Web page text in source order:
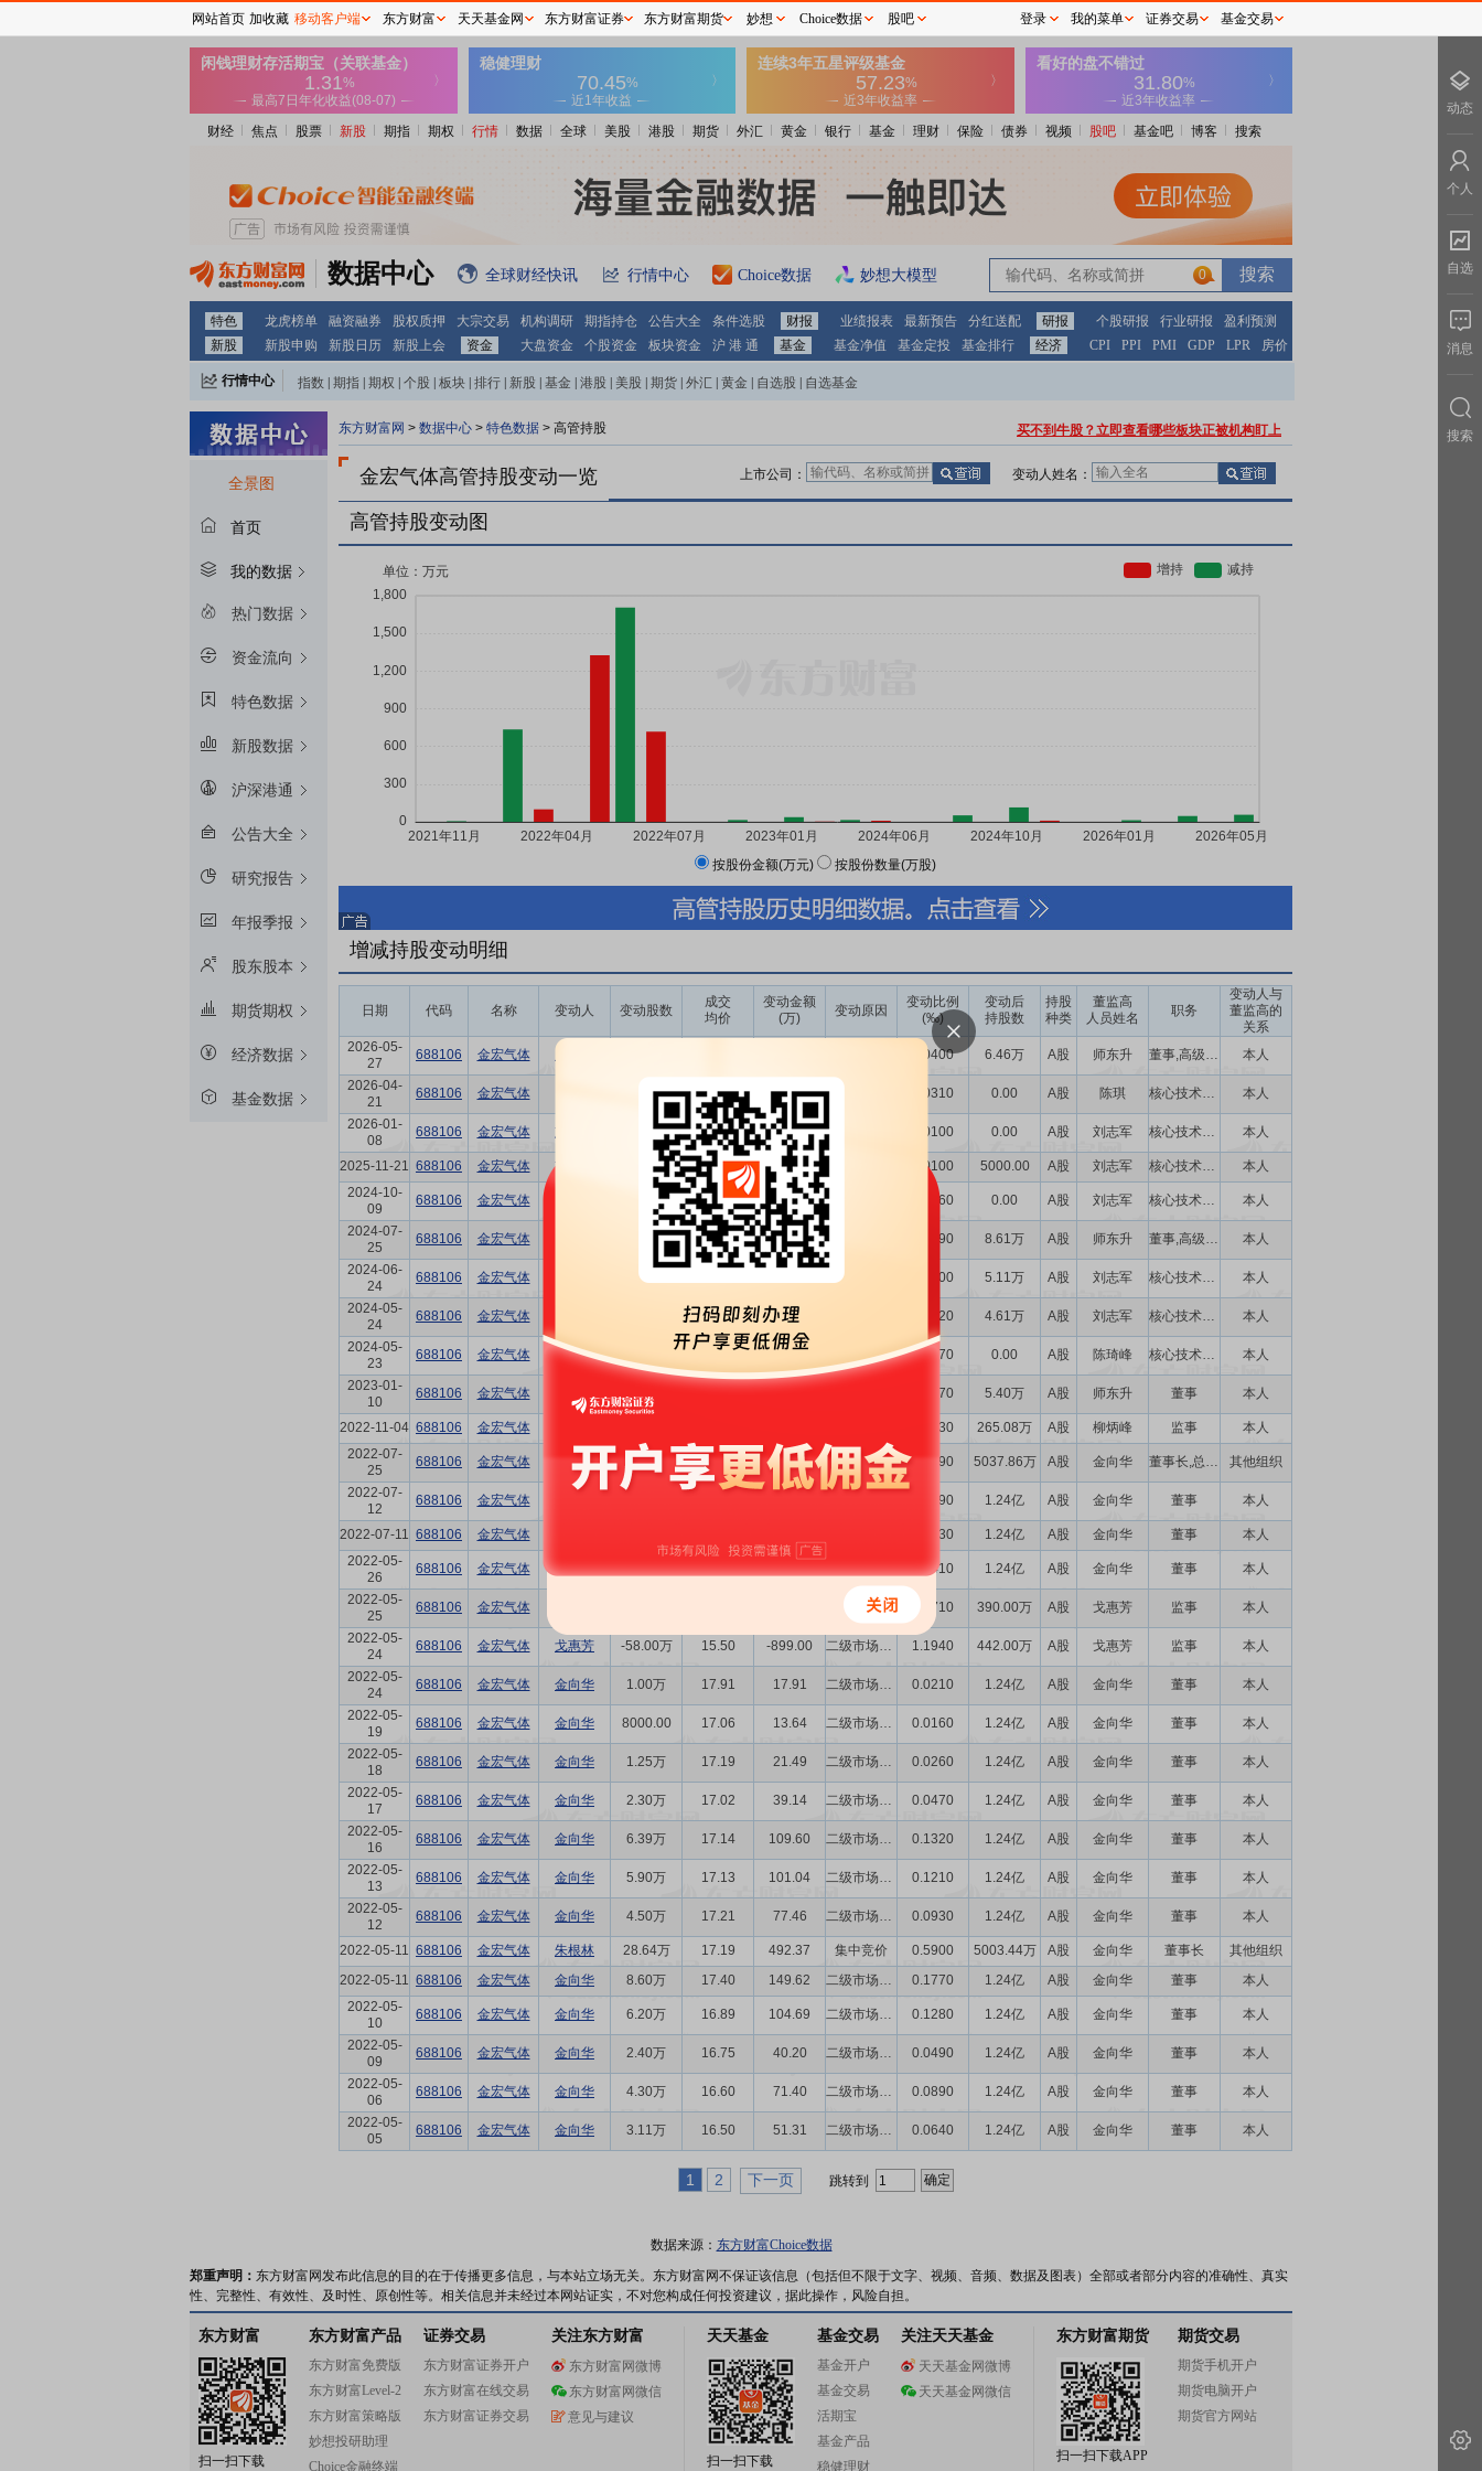
财经 焦点 股票 新股 期指 期权 行情 数据 全球 美股 港股 期货 外汇 黄金 银行 基金 理财 保险 债券 视频 股吧 基金吧 博客 搜索
数据中心 全球财经快讯 行情中心 Choice数据 妙想大模型 0
特色 龙虎榜单 融资融券 股权质押 大宗交易 机构调研 期指持仓 公告大全 条件选股 财报 业绩报表 最新预告 分红送配 研报 个股研报 行业研报
盈利预测
新股
新股申购 新股日历 新股上会 资金 大盘资金 个股资金 板块资金 沪 港 通 基金 基金净值 基金定投 基金排行 经济 CPI PPI PMI GDP LPR 房价
行情中心 指数 期指 期权 个股 板块 排行 新股 基金 港股 美股 期货 外汇 黄金 自选股 自选基金
全景图
首页
我的数据
热门数据
资金流向
特色数据
新股数据
沪深港通
公告大全
研究报告
年报季报
股东股本
期货期权
经济数据
基金数据
东方财富网 > 数据中心 > 特色数据 > 高管持股 买不到牛股？立即查看哪些板块正被机构盯上
金宏气体高管持股变动一览 变动人姓名：
上市公司：
高管持股变动图
按股份金额(万元) 按股份数量(万股)
增减持股变动明细
日期 代码 名称 变动人 变动股数
成交
均价
变动金额
(万)
变动原因
变动比例
(‰)
变动后
持股数
持股
种类
董监高
人员姓名
职务
变动人与
董监高的
关系
2026-05-
27
688106 金宏气体 0.0400 6.46万 A股 师东升 董事,高级管理人员,核心技术人员
本人
2026-04-
21
688106 金宏气体 -1.57万 29.50 -46.31 0.0310 0.00 A股 陈琪 核心技术人员
本人
2026-01-
08
688106 金宏气体 刘志军 -5000.00 25.80 -12.90 0.0100 0.00 A股 刘志军 核心技术人员 本人
2025-11-21 688106 金宏气体 刘志军 5000.00 18.80 9.40 0.0100 5000.00 A股 刘志军 核心技术人员
本人
2024-10-
09
688106 金宏气体 -5.11万 22.45 -114.77 0.1060 0.00 A股 刘志军 核心技术人员
本人
2024-07-
25
688106 金宏气体 -2.86万 18.00 -51.48 0.0590 8.61万 A股 师东升 董事,高级管理人员,核心技术人员
本人
2024-06-
24
688106 金宏气体 5000.00 0.0100 5.11万 A股 刘志军 核心技术人员
本人
2024-05-
24
688106 金宏气体 17.56 2.11 0.0020 4.61万 A股 刘志军 核心技术人员
本人
2024-05-
23
688106 金宏气体 陈琦峰 17.76 -14.69 二级市场买卖 0.0170 0.00 A股 陈琦峰 核心技术人员
本人
2023-01-
10
688106 金宏气体 师东升 -1.80万 0.0370 5.40万 A股 师东升 董事 本人
2022-11-04 688106 金宏气体 0.0130 265.08万 A股 柳炳峰 监事
本人
2022-07-
25
688106 金宏气体 朱根林 34.42万 17.52 602.99 集中竞价 0.7090 5037.86万 A股 金向华 董事长,总经理
其他组织
2022-07-
12
688106 金宏气体 0.0890 1.24亿 A股 金向华 董事 本人
2022-07-11 688106 金宏气体 0.0430 1.24亿 A股 金向华 董事
本人
2022-05-
26
688106 金宏气体 金向华 2.00万 17.53 35.06 二级市场买卖 0.0410 1.24亿 A股 金向华 董事
本人
2022-05-
25
688106 金宏气体 二级市场买卖 1.0710 390.00万 A股 戈惠芳 监事
本人
2022-05-
24
688106 金宏气体 戈惠芳 -58.00万 15.50 -899.00 二级市场买卖 1.1940 442.00万 A股 戈惠芳 监事
本人
2022-05-
24
688106 金宏气体 金向华 1.00万 17.91 17.91 二级市场买卖 0.0210 1.24亿 A股 金向华 董事
本人
2022-05-
19
688106 金宏气体 金向华 8000.00 17.06 13.64 二级市场买卖 0.0160 1.24亿 A股 金向华 董事
本人
2022-05-
18
688106 金宏气体 金向华 1.25万 17.19 21.49 二级市场买卖 0.0260 1.24亿 A股 金向华 董事
本人
2022-05-
17
688106 金宏气体 金向华 2.30万 17.02 39.14 二级市场买卖 0.0470 1.24亿 A股 金向华 董事
本人
2022-05-
16
688106 金宏气体 金向华 6.39万 17.14 109.60 二级市场买卖 0.1320 1.24亿 A股 金向华 董事
本人
2022-05-
13
688106 金宏气体 金向华 5.90万 17.13 101.04 二级市场买卖 0.1210 1.24亿 A股 金向华 董事
本人
2022-05-
12
688106 金宏气体 金向华 4.50万 17.21 77.46 二级市场买卖 0.0930 1.24亿 A股 金向华 董事 本人
2022-05-11 688106 金宏气体 朱根林 28.64万 17.19 492.37 集中竞价 0.5900 5003.44万 A股 金向华 董事长
其他组织
2022-05-11 688106 金宏气体 金向华 8.60万 17.40 149.62 二级市场买卖 0.1770 1.24亿 A股 金向华 董事
本人
2022-05-
10
688106 金宏气体 金向华 6.20万 16.89 104.69 二级市场买卖 0.1280 1.24亿 A股 金向华 董事
本人
2022-05-
09
688106 金宏气体 金向华 2.40万 16.75 40.20 二级市场买卖 0.0490 1.24亿 A股 金向华 董事
本人
2022-05-
06
688106 金宏气体 金向华 4.30万 16.60 71.40 二级市场买卖 0.0890 1.24亿 A股 金向华 董事
本人
2022-05-
05
688106 金宏气体 金向华 3.11万 16.50 51.31 二级市场买卖 0.0640 1.24亿 A股 金向华 董事 本人
1 2 下一页 跳转到
数据来源： 东方财富Choice数据
郑重声明： 东方财富网发布此信息的目的在于传播更多信息，与本站立场无关。东方财富网不保证该信息（包括但不限于文字、视频、音频、数据及图表）全部或者部分内容的准确性、真实
性、完整性、有效性、及时性、原创性等。相关信息并未经过本网站证实，不对您构成任何投资建议，据此操作，风险自担。
东方财富
扫一扫下载
东方财富产品
东方财富免费版
东方财富Level-2
东方财富策略版
妙想投研助理
Choice金融终端
证券交易
东方财富证券开户
东方财富在线交易
东方财富证券交易
关注东方财富
东方财富网微博
东方财富网微信
意见与建议
天天基金
扫一扫下载
基金交易
基金开户
基金交易
活期宝
基金产品
稳健理财
关注天天基金
天天基金网微博
天天基金网微信
东方财富期货
扫一扫下载APP
期货交易
期货手机开户
期货电脑开户
期货官方网站
网站首页 加收藏 移动客户端 东方财富 天天基金网 东方财富证券 东方财富期货 妙想 Choice数据 股吧 登录 我的菜单 证券交易 基金交易
动态
个人
自选
消息
搜索